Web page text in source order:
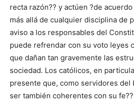
recta razón?? y actúen ?de
más allá de cualquier disciplina de
aviso a los responsables del
puede refrendar con su voto leyes
que dañan tan gravemente las
sociedad. Los católicos, en
presente que, como servidores del
ser también coherentes con su